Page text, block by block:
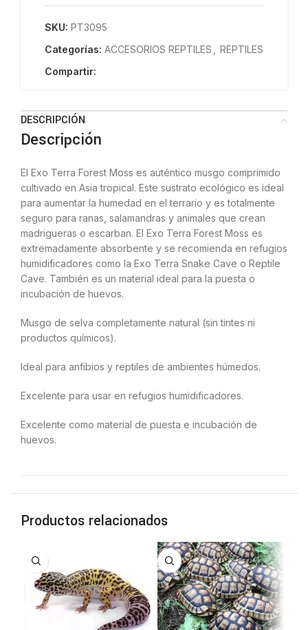
SKU: PT3095
Categorías: ACCESORIOS REPTILES
REPTILES
Compartir:
DESCRIPCIÓN
Descripción
El Exo Terra Forest Moss es auténtico musgo comprimido
cultivado en Asia tropical. Este sustrato ecológico es ideal
para aumentar la humedad en el terrario y es totalmente
seguro para ranas, salamandras y animales que crean
madrigueras o escarban. El Exo Terra Forest Moss es
extremadamente absorbente y se recomienda en refugios
humidificadores como la Exo Terra Snake Cave o Reptile
Cave. También es un material ideal para la puesta o
incubación de huevos.
Musgo de selva completamente natural (sin tintes ni
productos químicos).
Ideal para anfibios y reptiles de ambientes húmedos.
Excelente para usar en refugios humidificadores.
Excelente como material de puesta e incubación de
huevos.
Productos relacionados